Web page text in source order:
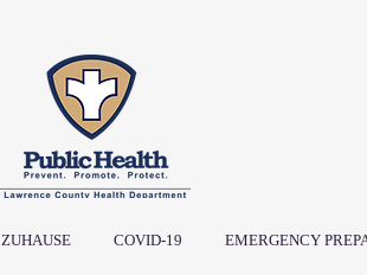
ZUHAUSE COVID-19 EMERGENCY